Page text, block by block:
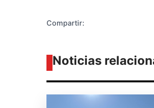
Compartir:
Noticias